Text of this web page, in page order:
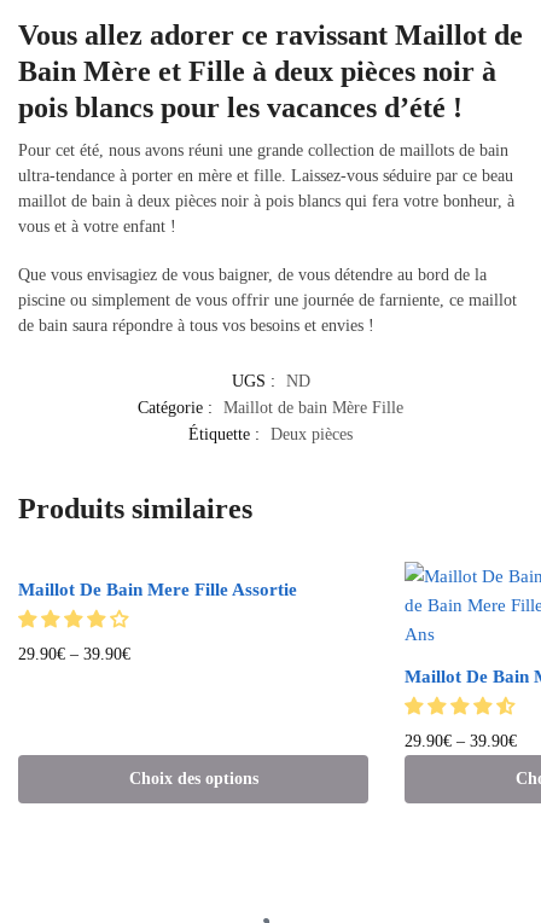
Vous allez adorer ce ravissant Maillot de
Bain Mère et Fille à deux pièces noir à
pois blancs pour les vacances d’été !
Pour cet été, nous avons réuni une grande collection de maillots de bain
ultra-tendance à porter en mère et fille. Laissez-vous séduire par ce beau
maillot de bain à deux pièces noir à pois blancs qui fera votre bonheur, à
vous et à votre enfant !
Que vous envisagiez de vous baigner, de vous détendre au bord de la
piscine ou simplement de vous offrir une journée de farniente, ce maillot
de bain saura répondre à tous vos besoins et envies !
UGS :
ND
Catégorie :
Maillot de bain Mère Fille
Étiquette :
Deux pièces
Produits similaires
Maillot De Bain Mere Fille Assortie
29.90€ – 39.90€
Choix des options
Maillot De Bain
29.90€ – 39.90€